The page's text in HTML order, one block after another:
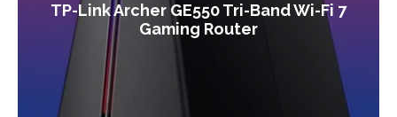
TP-Link Archer GE550 Tri-Band Wi-Fi 7
Gaming Router